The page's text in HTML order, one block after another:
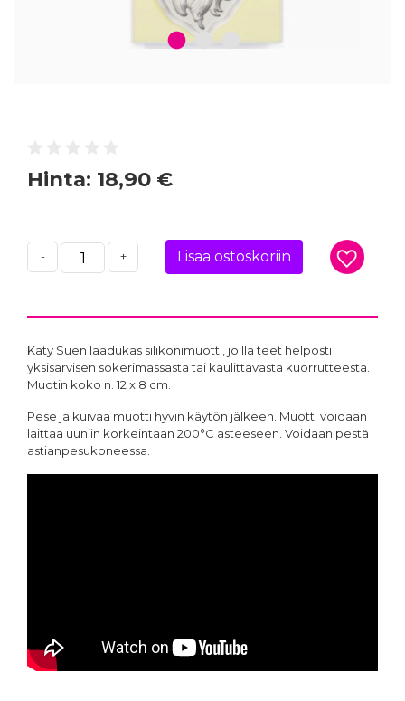
1 3
Hinta: 18,90 €
- + Lisää ostoskoriin
Katy Suen laadukas silikonimuotti, joilla teet helposti
yksisarvisen sokerimassasta tai kaulittavasta kuorrutteesta.
Muotin koko n. 12 x 8 cm.
Pese ja kuivaa muotti hyvin käytön jälkeen. Muotti voidaan
laittaa uuniin korkeintaan 200°C asteeseen. Voidaan pestä
astianpesukoneessa.